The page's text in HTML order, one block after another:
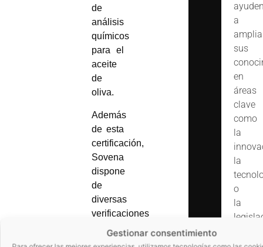
Gestionar consentimiento
de
análisis
químicos
para el
aceite
de
oliva.
Además
de esta
certificación,
Sovena
dispone
de
diversas
verificaciones
relevancia.
a
sus
en
áreas
clave
como
la
la
o
la